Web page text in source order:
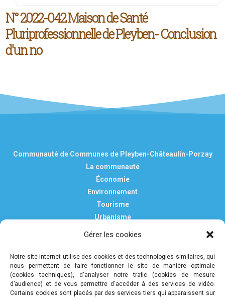
Gérer les cookies
Notre site internet utilise des cookies et des technologies similaires, qui
nous permettent de faire fonctionner le site de manière optimale
(cookies techniques), d'analyser notre trafic (cookies de mesure
d’audience) et de vous permettre d'accéder à des services de vidéo.
Certains cookies sont placés par des services tiers qui apparaissent sur
N° 2022-042 Maison de Santé
Pluriprofessionnelle de Pleyben- Conclusion
d'un no
Communauté de Communes de Pleyben-Châteaulin-Porzay
La communauté
Économie
Environnement
Tourisme
Urbanisme
Mentions légales
Politique de confidentialité et de protection des données
personnelles